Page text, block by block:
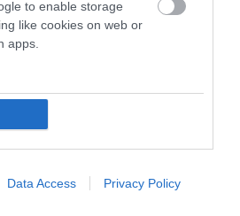
to enable storage
like cookies on web or
apps.
Data Access Privacy Policy